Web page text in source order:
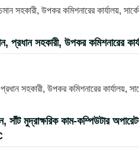
সহকারী, উপকর কমিশনারের কার্যালয়,
প্রধান সহকারী, উপকর কমিশনারের
প্রধান সহকারী, উপকর কমিশনারের
সাঁট মুদ্রাক্ষরিক কাম-কম্পিউটার